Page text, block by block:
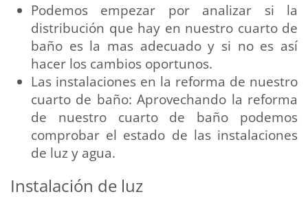
Podemos empezar por analizar si la
distribución que hay en nuestro cuarto de
baño es la mas adecuado y si no es así
hacer los cambios oportunos.
Las instalaciones en la reforma de nuestro
cuarto de baño: Aprovechando la reforma
de nuestro cuarto de baño podemos
comprobar el estado de las instalaciones
de luz y agua.
Instalación de luz